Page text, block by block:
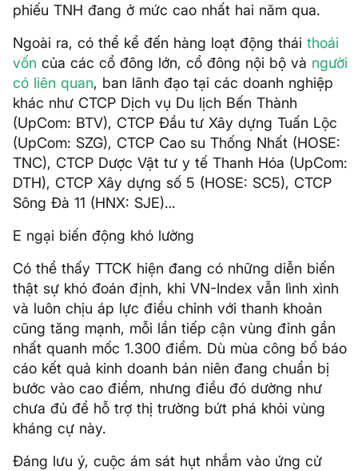
phiếu TNH đang ở mức cao nhất hai năm qua.
Ngoài ra, có thể kể đến hàng loạt động thái thoái
vốn của các cổ đông lớn, cổ đông nội bộ và người
có liên quan, ban lãnh đạo tại các doanh nghiệp
khác như CTCP Dịch vụ Du lịch Bến Thành
(UpCom: BTV), CTCP Đầu tư Xây dựng Tuấn Lộc
(UpCom: SZG), CTCP Cao su Thống Nhất (HOSE:
TNC), CTCP Dược Vật tư y tế Thanh Hóa (UpCom:
DTH), CTCP Xây dựng số 5 (HOSE: SC5), CTCP
Sông Đà 11 (HNX: SJE)…
E ngại biến động khó lường
Có thể thấy TTCK hiện đang có những diễn biến
thật sự khó đoán định, khi VN-Index vẫn lình xình
và luôn chịu áp lực điều chỉnh với thanh khoản
cũng tăng mạnh, mỗi lần tiếp cận vùng đỉnh gần
nhất quanh mốc 1.300 điểm. Dù mùa công bố báo
cáo kết quả kinh doanh bán niên đang chuẩn bị
bước vào cao điểm, nhưng điều đó dường như
chưa đủ để hỗ trợ thị trường bứt phá khỏi vùng
kháng cự này.
Đáng lưu ý, cuộc ám sát hụt nhắm vào ứng cử